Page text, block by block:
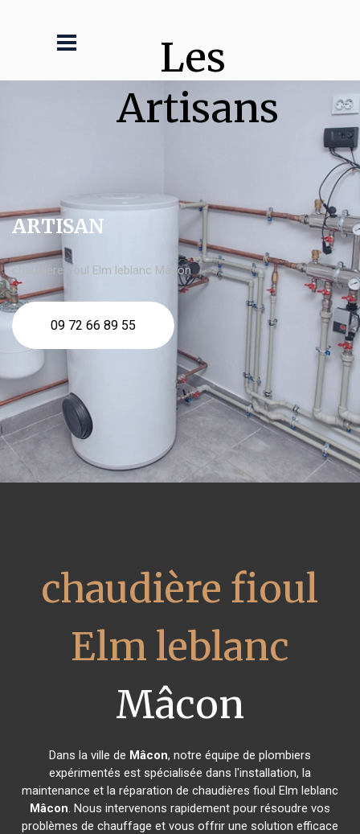
Les
Artisans
ARTISAN
chaudière fioul Elm leblanc Mâcon
09 72 66 89 55
chaudière fioul
Elm leblanc
Mâcon
Dans la ville de Mâcon, notre équipe de plombiers
expérimentés est spécialisée dans l'installation, la
maintenance et la réparation de chaudières fioul Elm leblanc
Mâcon. Nous intervenons rapidement pour résoudre vos
problèmes de chauffage et vous offrir une solution efficace